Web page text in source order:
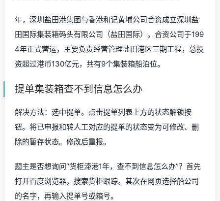
年，深圳盐田港集团与香港和记黄埔公司合资成立深圳盐
田国际集装箱码头有限公司（盐田国际）。合资公司于199
4年正式营运，主要负责经营管理盐田港区三期工程，总投
资超过港币130亿元，共有9个集装箱船泊位。
提单集装箱查不到信息怎么办
解决方法：选中提单。点击提单列表上方的状态解锁按
钮。将已申报和转人工对应的提单的状态变为可修改、删
除的暂存状态。修改后重报。
题主是否想询问“货柜滞港1年，查不到信息怎么办”？首先
打开百度浏览器，搜索货柜跟踪。其次在网页选择船公司
的名字，再输入提单号或箱号。